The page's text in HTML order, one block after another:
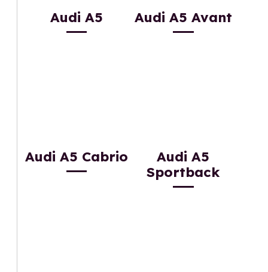
Audi A5 Audi A5 Avant
Audi A5 Cabrio
Audi A5
Sportback